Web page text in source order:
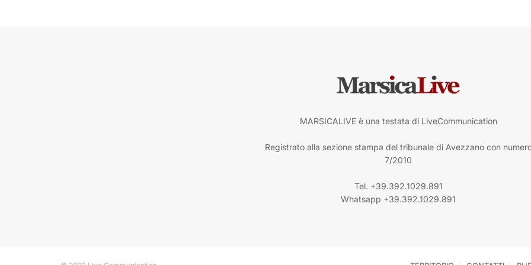
MARSICALIVE è una testata di LiveCommunication
Registrato alla sezione stampa del tribunale di Avezzano con
7/2010
Tel. +39.392.1029.891
Whatsapp +39.392.1029.891